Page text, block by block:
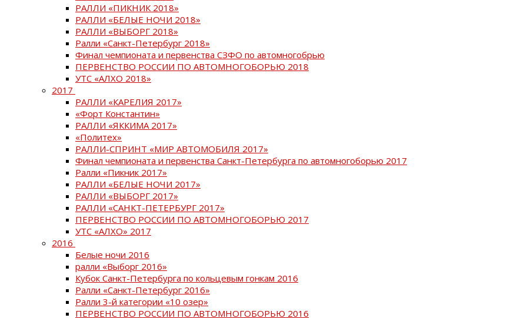
РАЛЛИ «ПИКНИК 2018»
РАЛЛИ «БЕЛЫЕ НОЧИ 2018»
РАЛЛИ «ВЫБОРГ 2018»
Ралли «Санкт-Петербург 2018»
Финал чемпионата и первенства СЗФО по автомногобрью
ПЕРВЕНСТВО РОССИИ ПО АВТОМНОГОБОРЬЮ 2018
УТС «АЛХО 2018»
2017
РАЛЛИ «КАРЕЛИЯ 2017»
«Форт Константин»
РАЛЛИ «ЯККИМА 2017»
«Политех»
РАЛЛИ-СПРИНТ «МИР АВТОМОБИЛЯ 2017»
Финал чемпионата и первенства Санкт-Петербурга по автомногоборью 2017
Ралли «Пикник 2017»
РАЛЛИ «БЕЛЫЕ НОЧИ 2017»
РАЛЛИ «ВЫБОРГ 2017»
РАЛЛИ «САНКТ-ПЕТЕРБУРГ 2017»
ПЕРВЕНСТВО РОССИИ ПО АВТОМНОГОБОРЬЮ 2017
УТС «АЛХО» 2017
2016
Белые ночи 2016
ралли «Выборг 2016»
Кубок Санкт-Петербурга по кольцевым гонкам 2016
Ралли «Санкт-Петербург 2016»
Ралли 3-й категории «10 озер»
ПЕРВЕНСТВО РОССИИ ПО АВТОМНОГОБОРЬЮ 2016